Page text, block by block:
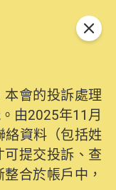
會的投訴處理
由2025年11月
絡資料（包括姓
提交投訴、查
合於帳戶中，
關閉